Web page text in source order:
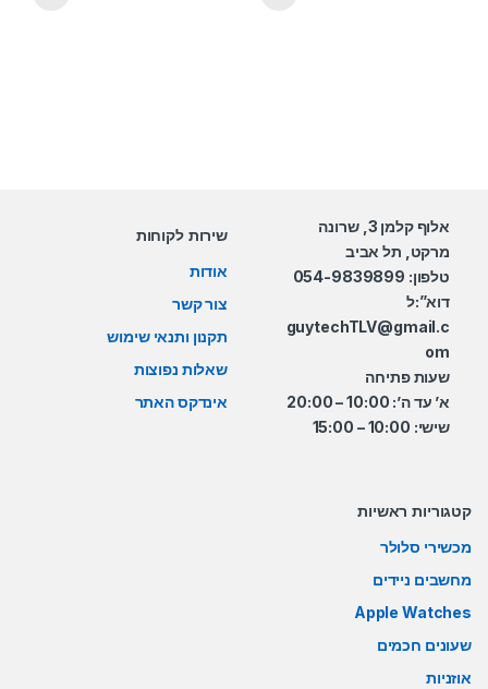
אלוף קלמן 3, שרונה
מרקט, תל אביב
טלפון: 054-9839899
דוא”:ל
guytechTLV@gmail.c
om
שעות פתיחה
א’ עד ה’: 10:00 – 20:00
שישי: 10:00 – 15:00
שירות לקוחות
אודות
צור קשר
תקנון ותנאי שימוש
שאלות נפוצות
אינדקס האתר
קטגוריות ראשיות
מכשירי סלולר
מחשבים ניידים
Apple Watches
שעונים חכמים
אוזניות